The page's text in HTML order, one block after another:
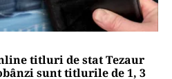
titluri de stat Tezaur
sunt titlurile de 1, 3